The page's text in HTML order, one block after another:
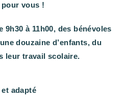
pour vous !
9h30 à 11h00, des bénévoles
douzaine d’enfants, du
leur travail scolaire.
adapté